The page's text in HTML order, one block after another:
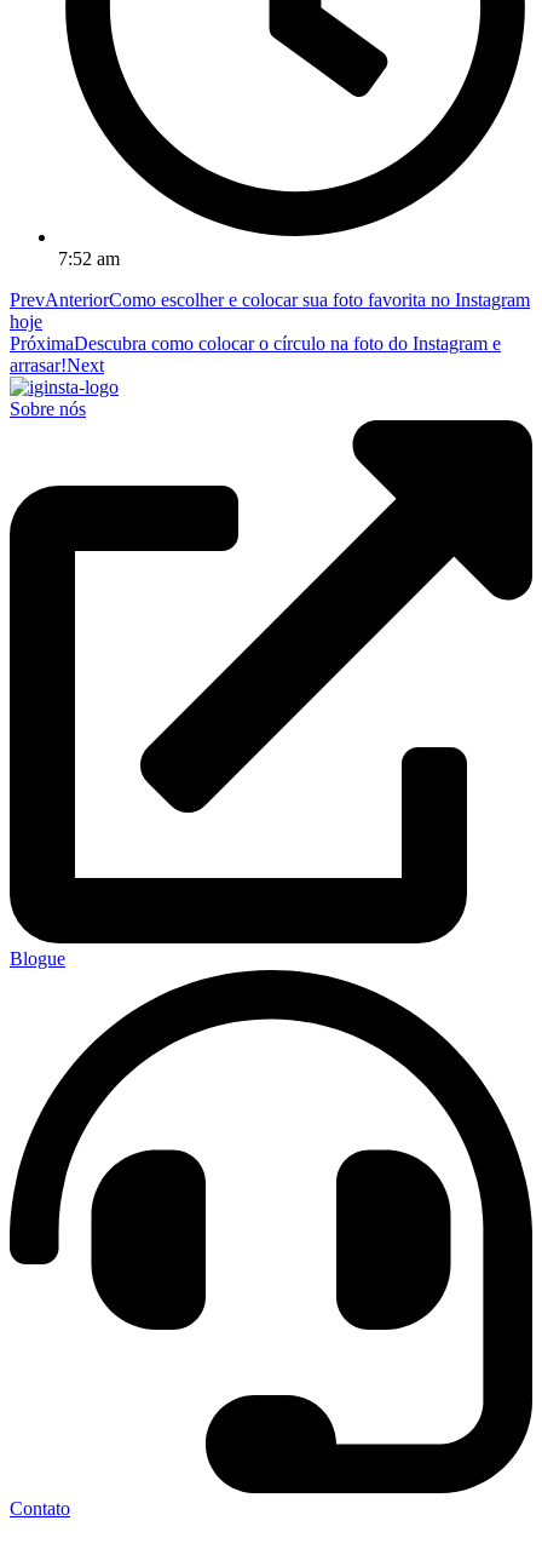
7:52 am
PrevAnteriorComo escolher e colocar sua foto favorita no Instagram
hoje
PróximaDescubra como colocar o círculo na foto do Instagram e
arrasar!Next
Sobre nós
Blogue
Contato